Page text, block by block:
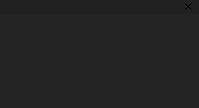
×